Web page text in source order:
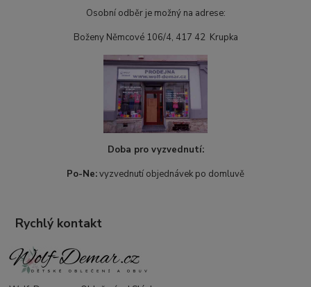
Osobní odběr je možný na adrese:
Boženy Němcové 106/4, 417 42 Krupka
Doba pro vyzvednutí:
Po-Ne:vyzvednutí objednávek po domluvě
Rychlý kontakt